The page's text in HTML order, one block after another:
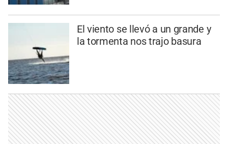
El viento se llevó a un grande y
la tormenta nos trajo basura